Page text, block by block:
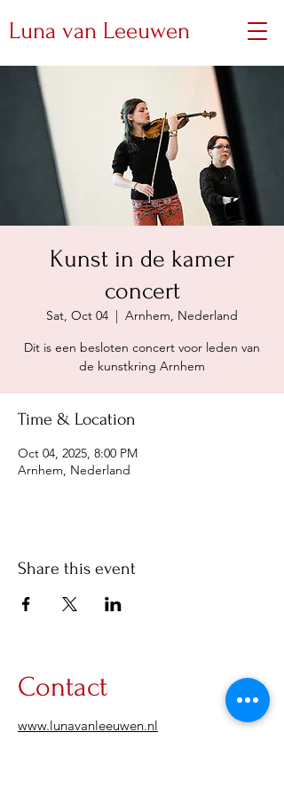
Luna van Leeuwen
Kunst in de kamer
concert
Sat, Oct 04
  |
Arnhem, Nederland
Dit is een besloten concert voor leden van
de kunstkring Arnhem
Time & Location
Oct 04, 2025, 8:00 PM
Arnhem, Nederland
Share this event
Contact
www.lunavanleeuwen.nl